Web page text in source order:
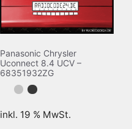
Panasonic Chrysler
Uconnect 8.4 UCV –
68351932ZG
inkl. 19 % MwSt.